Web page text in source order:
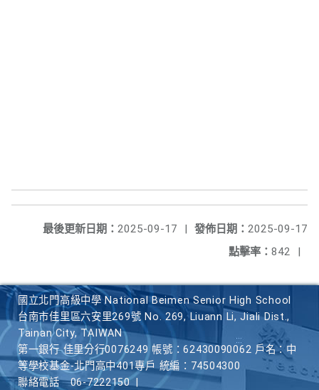
發佈日期： 2025-09-17
最後更新日期： 2025-09-17
|
點擊率： 842 |
國立北門高級中學 National Beimen Senior High School
台南市佳里區六安里269號 No. 269, Liuann Li, Jiali Dist.,
Tainan City, TAIWAN
第一銀行 佳里分行0076249 帳號：62430090062 戶名：中
等學校基金-北門高中401專戶 統編：74504300
聯絡電話
06-7222150